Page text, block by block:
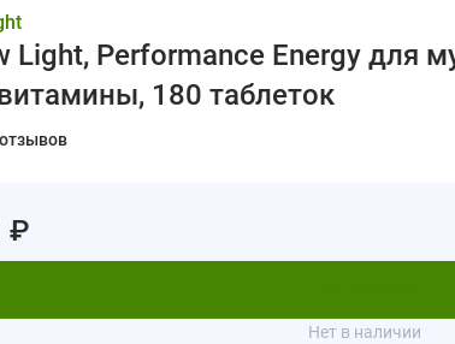
Light, Performance Energy для
180 таблеток
₽
Нет в наличии